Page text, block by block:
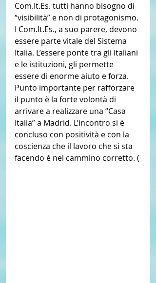
Com.It.Es. tutti hanno bisogno di
“visibilità” e non di protagonismo.
I Com.It.Es., a suo parere, devono
essere parte vitale del Sistema
Italia. L’essere ponte tra gli Italiani
e le istituzioni, gli permette
essere di enorme aiuto e forza.
Punto importante per rafforzare
il punto è la forte volontà di
arrivare a realizzare una “Casa
Italia” a Madrid. L’incontro si è
concluso con positività e con la
coscienza che il lavoro che si sta
facendo è nel cammino corretto. (